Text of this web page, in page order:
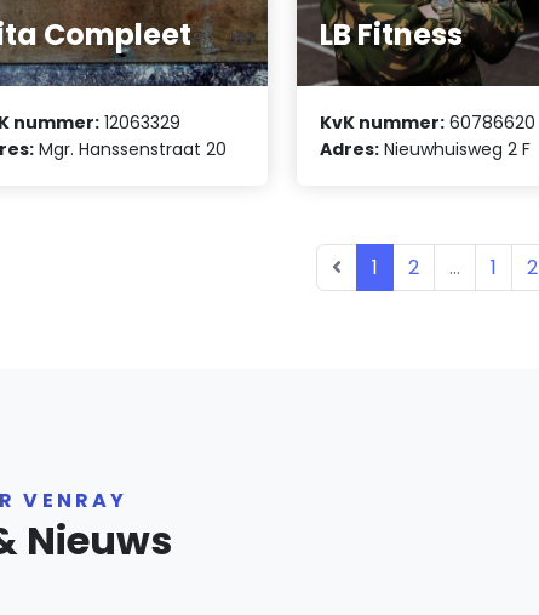
Compleet
nummer: 12063329
Mgr. Hanssenstraat 20
LB Fitness
KvK nummer: 60786620
Adres: Nieuwhuisweg 2 F
1 2 ... 1 2
VENRAY
Nieuws